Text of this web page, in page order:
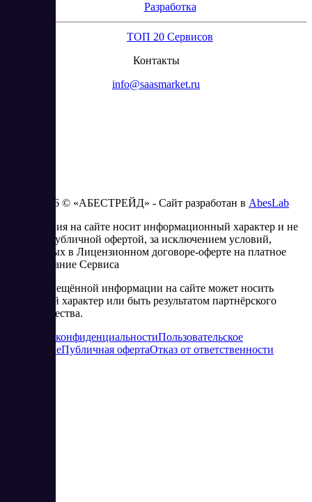
Разработка
ТОП 20 Сервисов
Контакты
info@saasmarket.ru
2023 - 2026 © «АБЕСТРЕЙД» - Сайт разработан в AbesLab
Информация на сайте носит информационный характер и не
является публичной офертой, за исключением условий,
изложенных в Лицензионном договоре-оферте на платное
использование Сервиса
Часть размещённой информации на сайте может носить
рекламный характер или быть результатом партнёрского
сотрудничества.
Политика конфиденциальностиПользовательское
соглашениеПубличная офертаОтказ от ответственности